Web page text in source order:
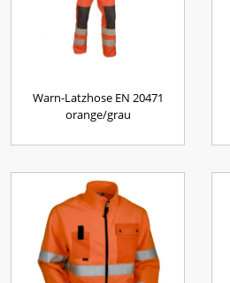
Warn-Latzhose EN 20471
orange/grau